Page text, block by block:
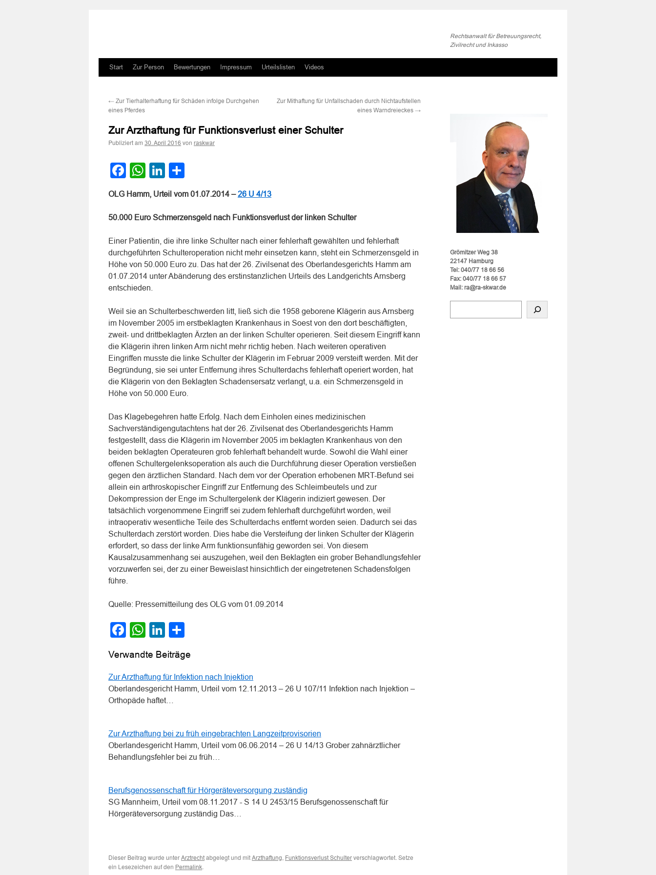
Rechtsanwalt für Betreuungsrecht,
Zivilrecht und Inkasso
Zum
springen
Start Zur Person Bewertungen Impressum Urteilslisten Videos
← Zur Tierhalterhaftung für Schäden infolge Durchgehen
eines Pferdes
Zur Mithaftung für Unfallschaden durch Nichtaufstellen
eines Warndreieckes →
Zur Arzthaftung für Funktionsverlust einer Schulter
Publiziert am 30. April 2016 von raskwar
Facebook
WhatsApp
LinkedIn
OLG Hamm, Urteil vom 01.07.2014 –26 U 4/13
50.000 Euro Schmerzensgeld nach Funktionsverlust der linken Schulter
Einer Patientin, die ihre linke Schulter nach einer fehlerhaft gewählten und fehlerhaft
durchgeführten Schulteroperation nicht mehr einsetzen kann, steht ein Schmerzensgeld in
Höhe von 50.000 Euro zu. Das hat der 26. Zivilsenat des Oberlandesgerichts Hamm am
01.07.2014 unter Abänderung des erstinstanzlichen Urteils des Landgerichts Arnsberg
entschieden.
Weil sie an Schulterbeschwerden litt, ließ sich die 1958 geborene Klägerin aus Arnsberg
im November 2005 im erstbeklagten Krankenhaus in Soest von den dort beschäftigten,
zweit- und drittbeklagten Ärzten an der linken Schulter operieren. Seit diesem Eingriff kann
die Klägerin ihren linken Arm nicht mehr richtig heben. Nach weiteren operativen
Eingriffen musste die linke Schulter der Klägerin im Februar 2009 versteift werden. Mit der
Begründung, sie sei unter Entfernung ihres Schulterdachs fehlerhaft operiert worden, hat
die Klägerin von den Beklagten Schadensersatz verlangt, u.a. ein Schmerzensgeld in
Höhe von 50.000 Euro.
Das Klagebegehren hatte Erfolg. Nach dem Einholen eines medizinischen
Sachverständigengutachtens hat der 26. Zivilsenat des Oberlandesgerichts Hamm
festgestellt, dass die Klägerin im November 2005 im beklagten Krankenhaus von den
beiden beklagten Operateuren grob fehlerhaft behandelt wurde. Sowohl die Wahl einer
offenen Schultergelenksoperation als auch die Durchführung dieser Operation verstießen
gegen den ärztlichen Standard. Nach dem vor der Operation erhobenen MRT-Befund sei
allein ein arthroskopischer Eingriff zur Entfernung des Schleimbeutels und zur
Dekompression der Enge im Schultergelenk der Klägerin indiziert gewesen. Der
tatsächlich vorgenommene Eingriff sei zudem fehlerhaft durchgeführt worden, weil
intraoperativ wesentliche Teile des Schulterdachs entfernt worden seien. Dadurch sei das
Schulterdach zerstört worden. Dies habe die Versteifung der linken Schulter der Klägerin
erfordert, so dass der linke Arm funktionsunfähig geworden sei. Von diesem
Kausalzusammenhang sei auszugehen, weil den Beklagten ein grober Behandlungsfehler
vorzuwerfen sei, der zu einer Beweislast hinsichtlich der eingetretenen Schadensfolgen
führe.
Quelle: Pressemitteilung des OLG vom 01.09.2014
Facebook
WhatsApp
LinkedIn
Verwandte Beiträge
Zur Arzthaftung für Infektion nach Injektion
Oberlandesgericht Hamm, Urteil vom 12.11.2013 – 26 U 107/11 Infektion nach Injektion –
Orthopäde haftet…
Zur Arzthaftung bei zu früh eingebrachten Langzeitprovisorien
Oberlandesgericht Hamm, Urteil vom 06.06.2014 – 26 U 14/13 Grober zahnärztlicher
Behandlungsfehler bei zu früh…
Berufsgenossenschaft für Hörgeräteversorgung zuständig
SG Mannheim, Urteil vom 08.11.2017 - S 14 U 2453/15 Berufsgenossenschaft für
Hörgeräteversorgung zuständig Das…
Dieser Beitrag wurde unter Arztrecht abgelegt und mit Arzthaftung, Funktionsverlust Schulter verschlagwortet. Setze
ein Lesezeichen auf den Permalink.
Grömitzer Weg 38
22147 Hamburg
Tel: 040/77 18 66 56
Fax: 040/77 18 66 57
Mail: ra@ra-skwar.de